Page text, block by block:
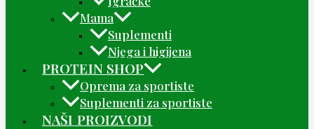
Mama
Suplementi
Njega i higijena
PROTEIN SHOP
Oprema za sportiste
Suplementi za sportiste
NAŠI PROIZVODI